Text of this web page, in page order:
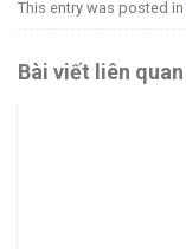
This entry was posted in
Bài viết liên quan